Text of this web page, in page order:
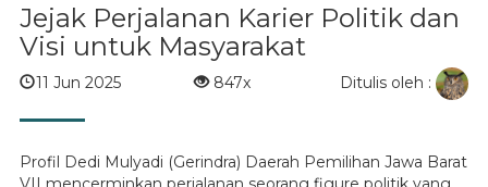
Jejak Perjalanan Karier Politik dan
Visi untuk Masyarakat
11 Jun 2025 847x Ditulis oleh :
Profil Dedi Mulyadi (Gerindra) Daerah Pemilihan Jawa Barat